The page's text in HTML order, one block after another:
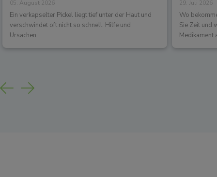
los?
05. August 2026
Ein verkapselter Pickel liegt tief unter der Haut und
verschwindet oft nicht so schnell. Hilfe und
Ursachen.
29. Juli 2026
Wo
Sie Zeit und
Medikament
Previous
Next